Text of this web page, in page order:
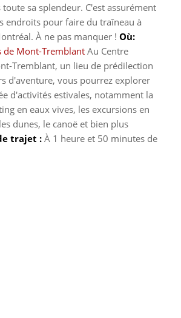
toute sa splendeur. C'est assurément
endroits pour faire du traîneau à
À ne pas manquer ! Où:
de Mont-TremblantAu Centre
Tremblant, un lieu de prédilection
d'aventure, vous pourrez explorer
d'activités estivales, notamment la
en eaux vives, les excursions en
dunes, le canoë et bien plus
trajet : À 1 heure et 50 minutes de